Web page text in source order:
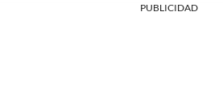
PUBLICIDAD